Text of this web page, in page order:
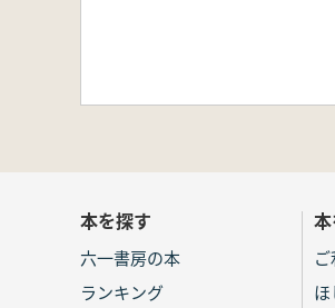
本を探す
六一書房の本
ランキング